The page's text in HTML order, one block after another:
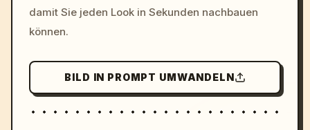
damit Sie jeden Look in Sekunden nachbauen
können.
BILD IN PROMPT UMWANDELN